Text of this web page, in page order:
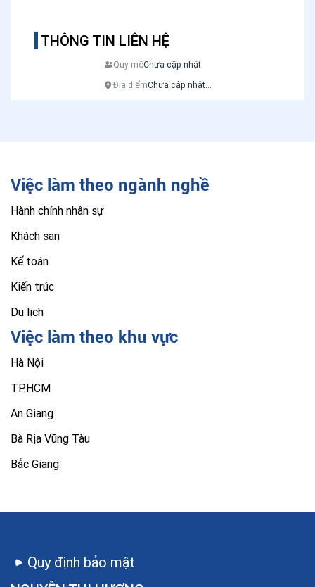
THÔNG TIN LIÊN HỆ
Quy môChưa cập nhật
Địa điểmChưa cập nhật...
Việc làm theo ngành nghề
Hành chính nhân sự
Khách sạn
Kế toán
Kiến trúc
Du lịch
Việc làm theo khu vực
Hà Nội
TP.HCM
An Giang
Bà Rịa Vũng Tàu
Bắc Giang
Quy định bảo mật